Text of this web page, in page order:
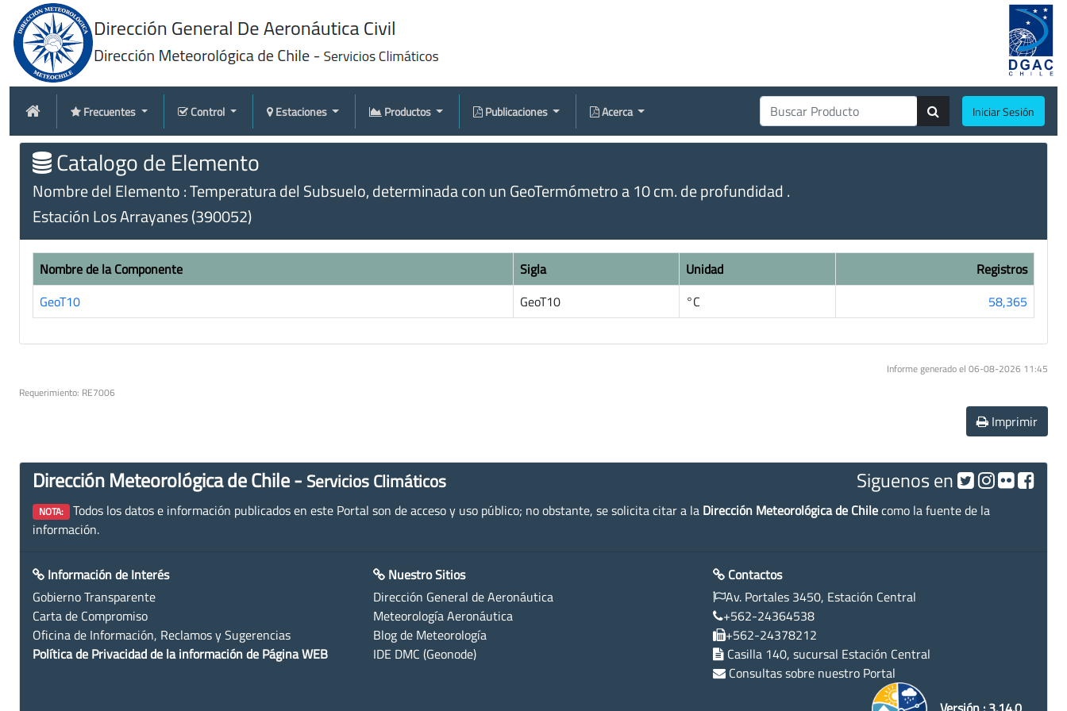
Frecuentes Control Estaciones Productos Publicaciones Acerca Iniciar Sesión
Catalogo de Elemento
Nombre del Elemento : Temperatura del Subsuelo, determinada con un GeoTermómetro a 10 cm. de profundidad .
Estación Los Arrayanes (390052)
Nombre de la Componente Sigla Unidad
Registros
GeoT10
GeoT10 °C 58,365
Informe generado el 06-08-2026 11:45
Requerimiento: RE7006
Imprimir
Dirección Meteorológica de Chile - Servicios Climáticos Siguenos en
NOTA: Todos los datos e información publicados en este Portal son de acceso y uso público; no obstante, se solicita citar a la Dirección Meteorológica de Chilecomo la fuente de la
información.
Información de Interés
Gobierno Transparente
Carta de Compromiso
Oficina de Información, Reclamos y Sugerencias
Política de Privacidad de la información de Página WEB
Nuestro Sitios
Dirección General de Aeronáutica
Meteorología Aeronáutica
Blog de Meteorología
IDE DMC (Geonode)
Contactos
Av. Portales 3450, Estación Central
+562-24364538
+562-24378212
Casilla 140, sucursal Estación Central
Consultas sobre nuestro Portal